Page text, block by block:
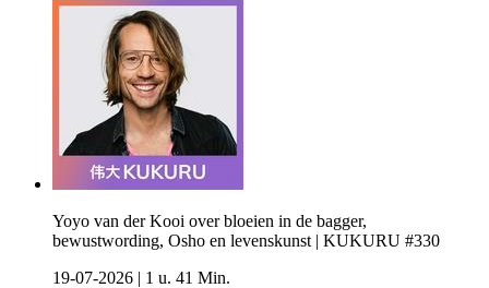
Yoyo van der Kooi over bloeien in de bagger,
bewustwording, Osho en levenskunst | KUKURU #330
19-07-2026
1 u. 41 Min.